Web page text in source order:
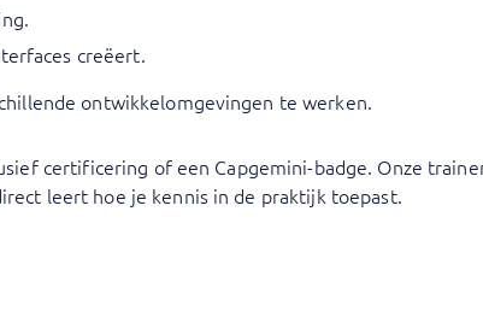
creëert.
ontwikkelomgevingen te werken.
certificering of een Capgemini-badge. Onze
leert hoe je kennis in de praktijk toepast.